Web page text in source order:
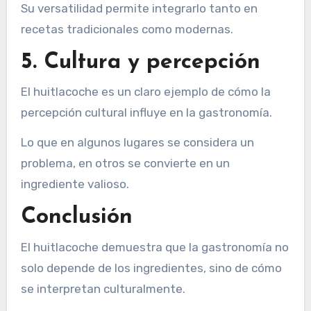
Su versatilidad permite integrarlo tanto en
recetas tradicionales como modernas.
5. Cultura y percepción
El huitlacoche es un claro ejemplo de cómo la
percepción cultural influye en la gastronomía.
Lo que en algunos lugares se considera un
problema, en otros se convierte en un
ingrediente valioso.
Conclusión
El huitlacoche demuestra que la gastronomía no
solo depende de los ingredientes, sino de cómo
se interpretan culturalmente.